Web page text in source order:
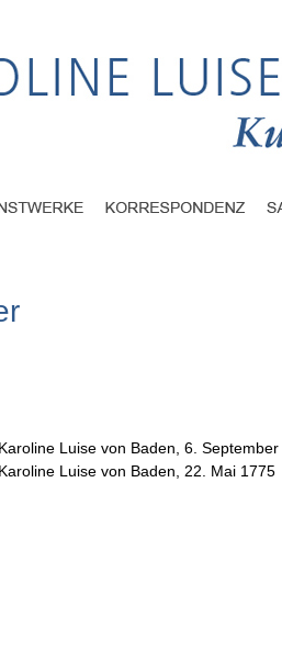
Luise von Baden, 6.
Luise von Baden, 22. Mai 1775